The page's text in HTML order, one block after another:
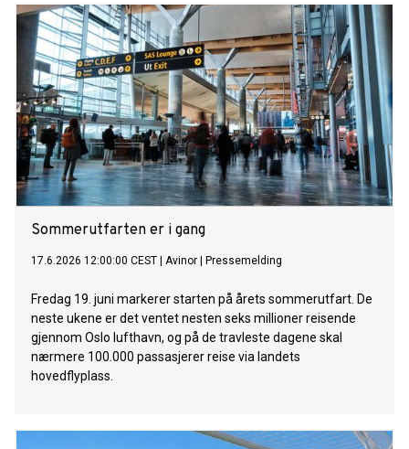
Sommerutfarten er i gang
17.6.2026 12:00:00 CEST Avinor Pressemelding
Fredag 19. juni markerer starten på årets sommerutfart. De
neste ukene er det ventet nesten seks millioner reisende
gjennom Oslo lufthavn, og på de travleste dagene skal
nærmere 100.000 passasjerer reise via landets
hovedflyplass.